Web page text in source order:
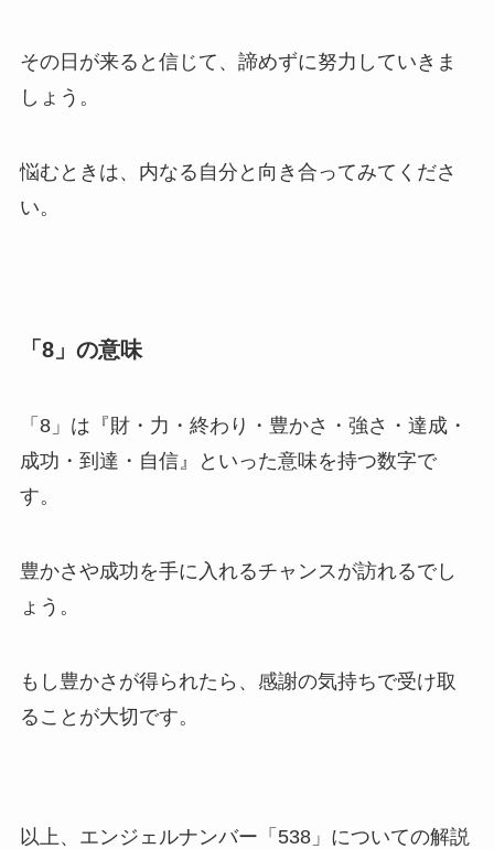
その日が来ると信じて、諦めずに努力していきま
しょう。
悩むときは、内なる自分と向き合ってみてくださ
い。
「8」の意味
「8」は『財・力・終わり・豊かさ・強さ・達成・
成功・到達・自信』といった意味を持つ数字で
す。
豊かさや成功を手に入れるチャンスが訪れるでし
ょう。
もし豊かさが得られたら、感謝の気持ちで受け取
ることが大切です。
以上、エンジェルナンバー「538」についての解説